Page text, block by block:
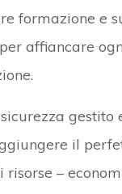
formazione e
affiancare
gestito
il
–